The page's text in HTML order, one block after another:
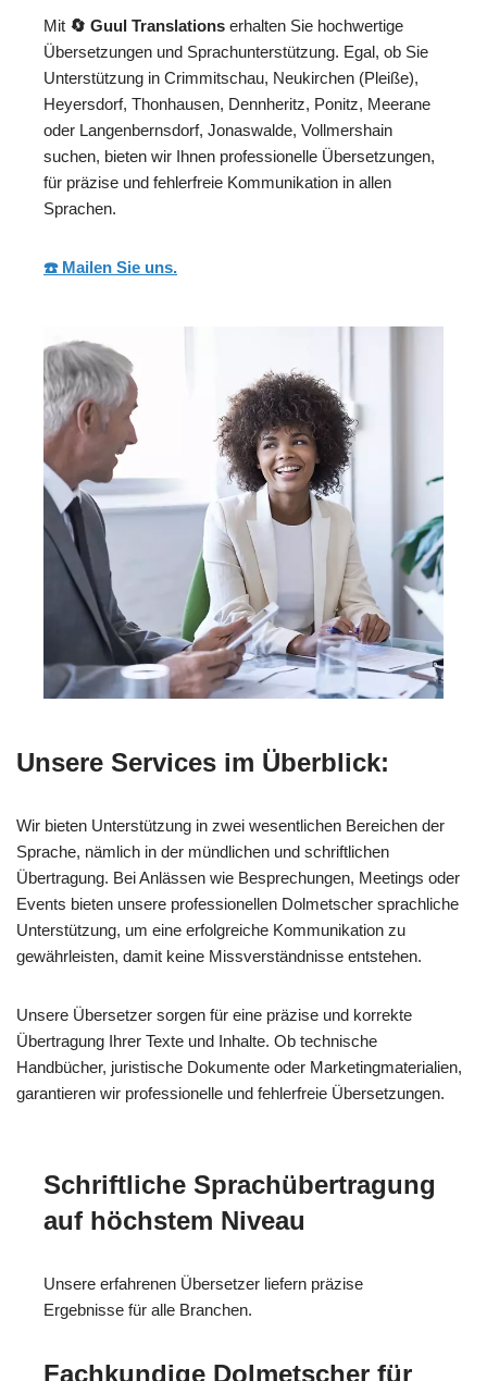
Mit 🔄 Guul Translations erhalten Sie hochwertige
Übersetzungen und Sprachunterstützung. Egal, ob Sie
Unterstützung in Crimmitschau, Neukirchen (Pleiße),
Heyersdorf, Thonhausen, Dennheritz, Ponitz, Meerane
oder Langenbernsdorf, Jonaswalde, Vollmershain
suchen, bieten wir Ihnen professionelle Übersetzungen,
für präzise und fehlerfreie Kommunikation in allen
Sprachen.
☎️ Mailen Sie uns.
Unsere Services im Überblick:
Wir bieten Unterstützung in zwei wesentlichen Bereichen der
Sprache, nämlich in der mündlichen und schriftlichen
Übertragung. Bei Anlässen wie Besprechungen, Meetings oder
Events bieten unsere professionellen Dolmetscher sprachliche
Unterstützung, um eine erfolgreiche Kommunikation zu
gewährleisten, damit keine Missverständnisse entstehen.
Unsere Übersetzer sorgen für eine präzise und korrekte
Übertragung Ihrer Texte und Inhalte. Ob technische
Handbücher, juristische Dokumente oder Marketingmaterialien,
garantieren wir professionelle und fehlerfreie Übersetzungen.
Schriftliche Sprachübertragung
auf höchstem Niveau
Unsere erfahrenen Übersetzer liefern präzise
Ergebnisse für alle Branchen.
Fachkundige Dolmetscher für